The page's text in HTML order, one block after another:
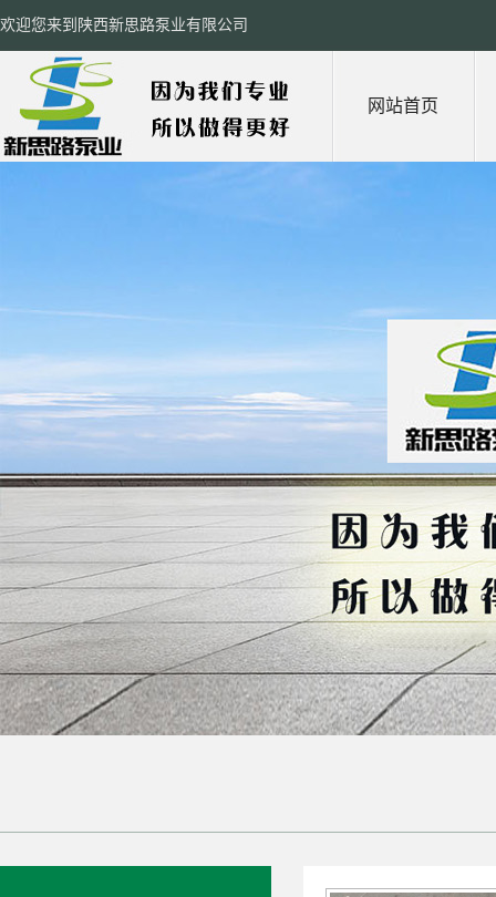
欢迎您来到陕西新思路泵业有限公司
网站首页